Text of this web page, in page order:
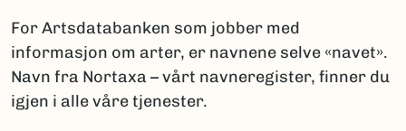
For Artsdatabanken som jobber med
informasjon om arter, er navnene selve «navet».
Navn fra Nortaxa – vårt navneregister, finner du
igjen i alle våre tjenester.